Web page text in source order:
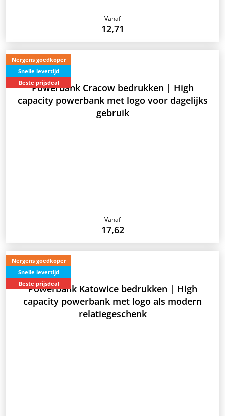
Vanaf
12,71
Nergens goedkoper
Snelle levertijd
Beste prijsdeal
Powerbank Cracow bedrukken | High
capacity powerbank met logo voor dagelijks
gebruik
Vanaf
17,62
Nergens goedkoper
Snelle levertijd
Beste prijsdeal
Powerbank Katowice bedrukken | High
capacity powerbank met logo als modern
relatiegeschenk